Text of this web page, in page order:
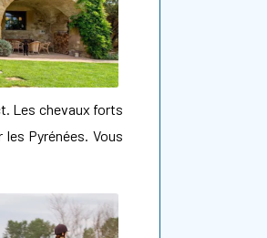
Les chevaux forts
Pyrénées. Vous